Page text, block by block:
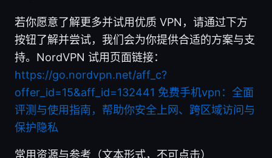
若你愿意了解更多并试用优质 VPN，请通过下方
按钮了解并尝试，我们会为你提供合适的方案与支
持。NordVPN 试用页面链接：
https://go.nordvpn.net/aff_c?
offer_id=15&aff_id=132441 免费手机vpn：全面
评测与使用指南，帮助你安全上网、跨区域访问与
保护隐私
常用资源与参考（文本形式，不可点击）